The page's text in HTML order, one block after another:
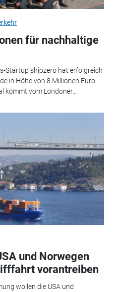
für nachhaltige
Startup shipzero hat erfolgreich
in Höhe von 8 Millionen Euro
kommt vom Londoner...
und Norwegen
vorantreiben
wollen die USA und